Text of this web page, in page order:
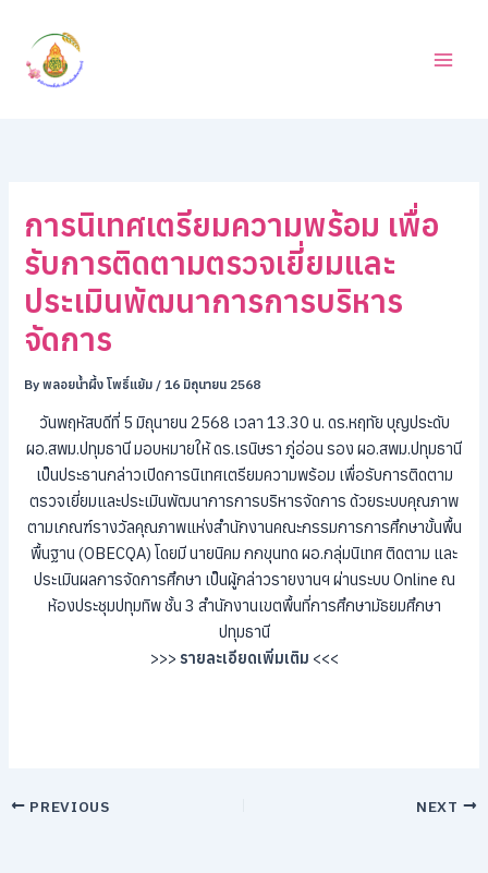
content
การนิเทศเตรียมความพร้อม เพื่อ
รับการติดตามตรวจเยี่ยมและ
ประเมินพัฒนาการการบริหาร
จัดการ
Byพลอยน้ำผึ้ง โพธิ์แย้ม /16 มิถุนายน 2568
วันพฤหัสบดีที่ 5 มิถุนายน 2568 เวลา 13.30 น. ดร.หฤทัย บุญประดับ
ผอ.สพม.ปทุมธานี มอบหมายให้ ดร.เรนิษรา ภู่อ่อน รอง ผอ.สพม.ปทุมธานี
เป็นประธานกล่าวเปิดการนิเทศเตรียมความพร้อม เพื่อรับการติดตาม
ตรวจเยี่ยมและประเมินพัฒนาการการบริหารจัดการ ด้วยระบบคุณภาพ
ตามเกณฑ์รางวัลคุณภาพแห่งสำนักงานคณะกรรมการการศึกษาขั้นพื้น
พื้นฐาน (OBECQA) โดยมี นายนิคม กกขุนทด ผอ.กลุ่มนิเทศ ติดตาม และ
ประเมินผลการจัดการศึกษา เป็นผู้กล่าวรายงานฯ ผ่านระบบ Online ณ
ห้องประชุมปทุมทิพ ชั้น 3 สำนักงานเขตพื้นที่การศึกษามัธยมศึกษา
ปทุมธานี
>>> รายละเอียดเพิ่มเติม <<<
PREVIOUS NEXT
ห
า